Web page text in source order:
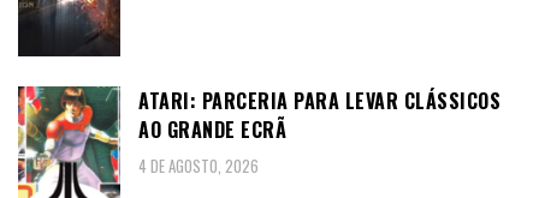
ATARI: PARCERIA PARA LEVAR CLÁSSICOS
AO GRANDE ECRÃ
4 DE AGOSTO, 2026